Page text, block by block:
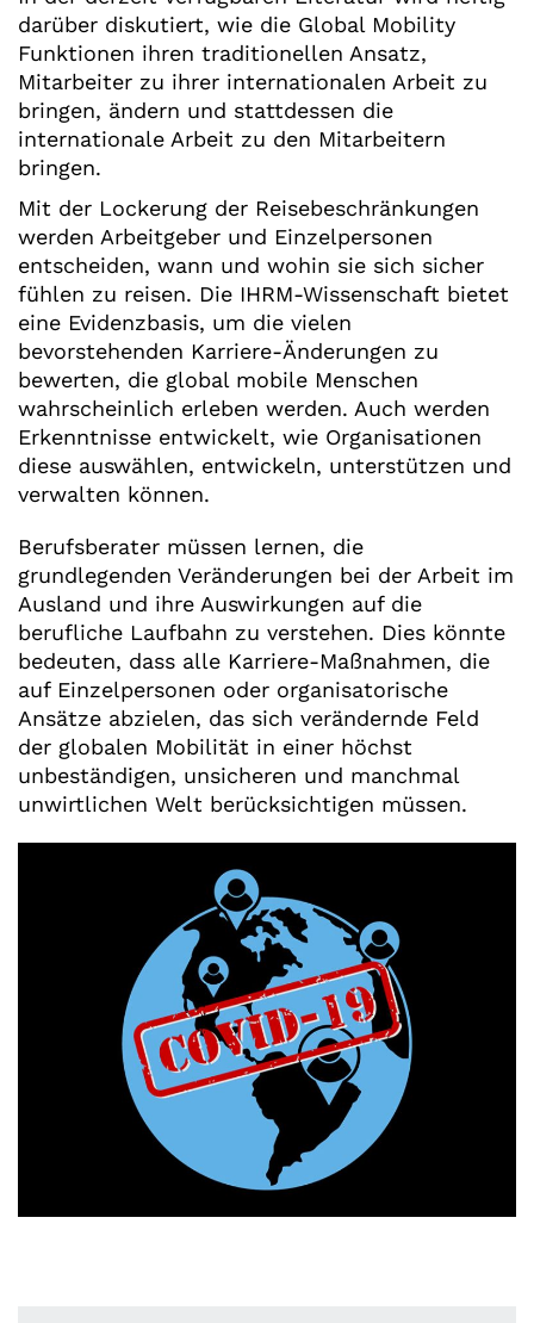
darüber diskutiert, wie die Global Mobility
Funktionen ihren traditionellen Ansatz,
Mitarbeiter zu ihrer internationalen Arbeit zu
bringen, ändern und stattdessen die
internationale Arbeit zu den Mitarbeitern
bringen.
Mit der Lockerung der Reisebeschränkungen
werden Arbeitgeber und Einzelpersonen
entscheiden, wann und wohin sie sich sicher
fühlen zu reisen. Die IHRM-Wissenschaft bietet
eine Evidenzbasis, um die vielen
bevorstehenden Karriere-Änderungen zu
bewerten, die global mobile Menschen
wahrscheinlich erleben werden. Auch werden
Erkenntnisse entwickelt, wie Organisationen
diese auswählen, entwickeln, unterstützen und
verwalten können.
Berufsberater müssen lernen, die
grundlegenden Veränderungen bei der Arbeit im
Ausland und ihre Auswirkungen auf die
berufliche Laufbahn zu verstehen. Dies könnte
bedeuten, dass alle Karriere-Maßnahmen, die
auf Einzelpersonen oder organisatorische
Ansätze abzielen, das sich verändernde Feld
der globalen Mobilität in einer höchst
unbeständigen, unsicheren und manchmal
unwirtlichen Welt berücksichtigen müssen.